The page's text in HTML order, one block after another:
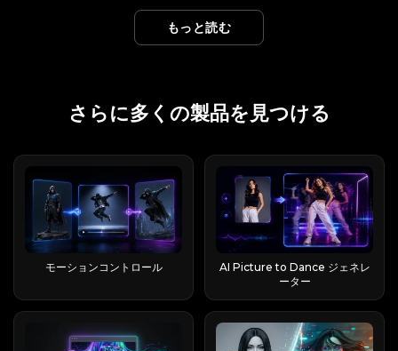
示を記述してください。動きを再度説明する必要
はありません。 入力品質に重点を置く：全身動画
得るには、まず短時間でゆっくりとしたテストか
Klingモーションコントロールの最も優れた分野
です。 歩行、手を振る、踊る、回転する、大きな
腕の動きなどは、指示のみの画像から動画への変
換よりも、参照動画に正確に従うことが多い。 キ
ャラクター画像と参照動画の構図や体型比率が類
似している場合、結果が最も安定します。 高速回
転換には適していません。 よくある問題として
は、腕が伸びる、脚が不安定になる、手足が消え
る。 より良い結果を得るには、中程度の速度で動
き、全身が写るようにし、被写体の周囲に十分な
って支えられていた。 Metaのビデオツールをお
探しなら、ここはまさにぴったりの場所です。こ
のセクションの残りの部分では、類似のツールに
Vibesはソーシャルレイヤーであり、Metaエコシ
ステム内のAI動画のスクロール可能なフィード
り、クロスポストしたりできます。
&nbsp;Vibes.aiは、画像や動画の生成、スタイリ
ングの変更、音楽の追加、リップシンクなど、実
際の作業が行われる場所です。 Meta Vibes
Vibes.ai とは AI ビデオ フィード (発見 + リミック
ス) フル生成スタジオ 主な用途 閲覧、リミック
ス、リール/ストーリーへの共有 テキストまたは
画像から作成、編集 場所 Meta AI エコシステム
スタンドアロンの Web プロパティ 理由 Meta が
ビデオ生成を Meta AI アプリから移動しました
(2026 年更新) これは、Reddit の「Meta Ai
Vibes WTF」スレッドの背景にある移行です。あ
モデル、出力解像度、フレーム数、利用可能な
VRAM容量、および動画が1回の処理で作成され
るか、複数世代にわたって拡張されるかによって
ている最大実行時間は、すべてのプロンプトおよ
び解決において保証された安定した実行時間とし
LTXV 13B 0.9.8リリースでは、最大60秒のロン
グショット生成機能が導入されました。 新型の
LTX-2モデルは、最大約10秒までの同期された音
声および映像クリップに重点を置いており、マル
チキーフレーム調整やビデオ拡張にも対応してい
ます。 長時間のシングルパス生成は、シーンに明
確な被写体、主要なアクションが1つ、照明が一定
で、カメラの変更が少ない場合に最も効果的で
す。 柔軟な動画拡張機能 動画拡張機能は、通
常、より長いコンテンツを作成するためのより実
用的な方法です。 モデルにシーケンス全体を一度
に生成させるのではなく、最初のクリップを生成
し、その最後の画像または最後のフレームを次の
ビジュアルを作り出すだけではない。 画像内で情
報、オブジェクト、テキスト、デザイン要素をど
のように配置すべきかを理解しようとするもので
はデータ、コンセプト、そして密度の高いテキス
トをプロフェッショナルなレイアウトに変換でき
育用ポスター、比較表、製品説明資料、レポート
ードなどに役立ちます。 これは重要な点です。な
ぜなら、情報画像は理解しにくいからです。 モデ
ルは、レイアウトを計画し、テキストを正しく配
置し、セクションを区切り、階層構造を読みやす
く保ちつつ、画像の見栄えを良くする必要があ
る。 より精密な編集を実現するSeedream 5.0
Proは、インタラクティブな精密編集にも対応す
るように設計されています。 公式発表によると、
空間位置特定と領域認識を利用して、点選択、投
げ縄選択、スケッチレンダリング、色編集、素材
置換、複数画像融合などをサポートできるとのこ
注目に値するのだ。 Doubao-Seed-Audio 1.0と
しても知られるこの新しいAI音声生成モデルは、
オシーンを生成するように設計されています。 つ
まり、Seed Audio 1.0は音声を生成するだけでは
キストプロンプトと音声参照をターゲット音声に
変換できるAI音声生成モデルです。 それは単純に
聞こえるかもしれないが、その背後にある考え方
ははるかに大きい。 ほとんどのAI音声ツールは、
テキストを読み上げるだけです。 スクリプトを入
力し、声を選び、ナレーションを付ける。 Seed
Audio 1.0はそれをさらに超えています。 キャラ
クターのセリフを生成できます。 感情的なトー
ン。 アクセントや方言風の話し方。 バックグラ
ウンドミュージック。 環境音。 フォーリーサウ
ンドと効果音。 笑い声、ため息、呼吸、間などの
非言語的な細部。 これはつまり、クリエイターは
している細かい条件が付いている。 1日の利用制
限が予告なく大幅に削減されたり、目に見えない
透かしがすべてのピクセルに埋め込まれたり、分
けるあらゆる無料アクセス方法について、検証済
場合のマルチプラットフォーム戦略も含まれてい
ます。 Nano Banana AIとは何ですか？ （初心
者向けクイックガイド）Nano Bananaは、
GoogleのGeminiエコシステムにおけるAI画像生
成技術です。 あなたが望むものを説明すると、モ
デルは数秒で詳細な画像を生成します。 Nano
Banana、Nano Banana Pro、Nano Banana 2
の違いとは？ Nano Banana AIが2026年にナン
バーワンの評価を受ける画像生成器である理由
Nano Banana Proは、LMArenaのリーダーボー
ドでElo 1,360のトップに立ち、画像内のテキスト
の精度は94%、最大14人のキャラクターの一貫
もっと読む
さらに多くの製品を見つける
モーションコントロール
AI Picture to Dance ジェネレ
ーター